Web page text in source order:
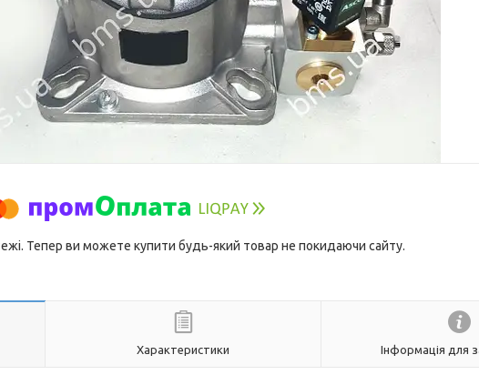
Тепер ви можете купити будь-який товар не покидаючи сайту.
Характеристики Інформація для